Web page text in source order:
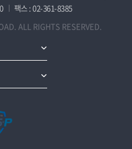
팩스 : 02-361-8385
ALL RIGHTS RESERVED.